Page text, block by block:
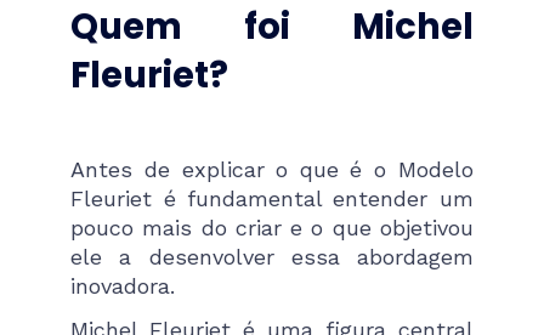
Quem foi Michel
Fleuriet?
Antes de explicar o que é o Modelo
Fleuriet é fundamental entender um
pouco mais do criar e o que objetivou
ele a desenvolver essa abordagem
inovadora.
Michel Fleuriet é uma figura central